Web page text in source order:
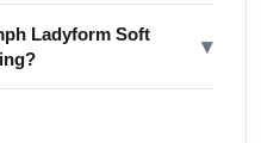
Ladyform Soft
▾